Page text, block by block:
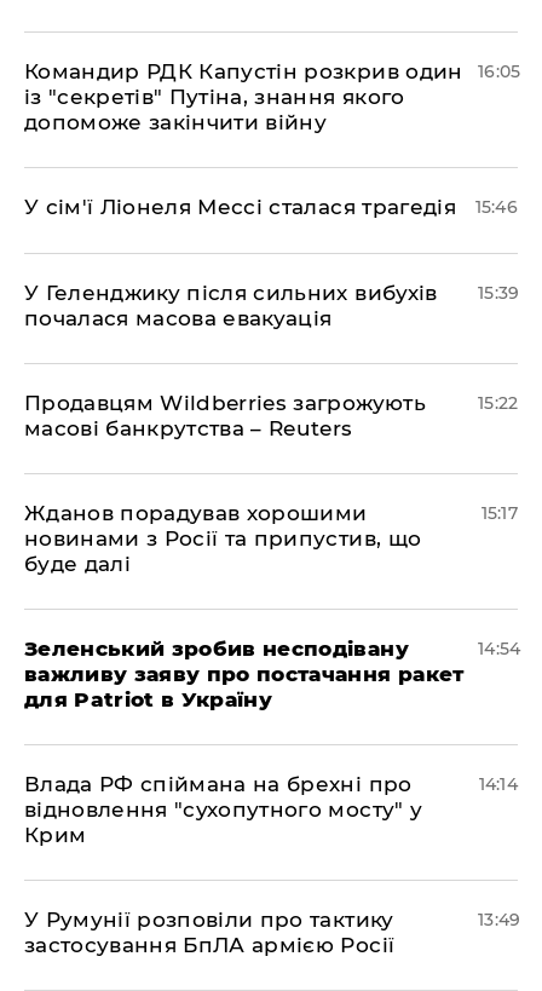
Командир РДК Капустін розкрив один
із "секретів" Путіна, знання якого
допоможе закінчити війну
16:05
У сім'ї Ліонеля Мессі сталася трагедія 15:46
У Геленджику після сильних вибухів
почалася масова евакуація
15:39
Продавцям Wildberries загрожують
масові банкрутства – Reuters
15:22
Жданов порадував хорошими
новинами з Росії та припустив, що
буде далі
15:17
Зеленський зробив несподівану
важливу заяву про постачання ракет
для Patriot в Україну
14:54
Влада РФ спіймана на брехні про
відновлення "сухопутного мосту" у
Крим
14:14
У Румунії розповіли про тактику
застосування БпЛА армією Росії
13:49